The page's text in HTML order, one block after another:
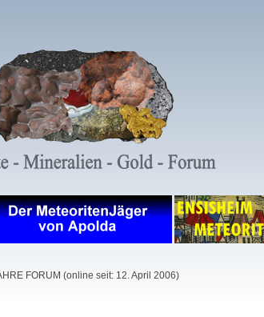
FORUM (online seit: 12. April 2006)